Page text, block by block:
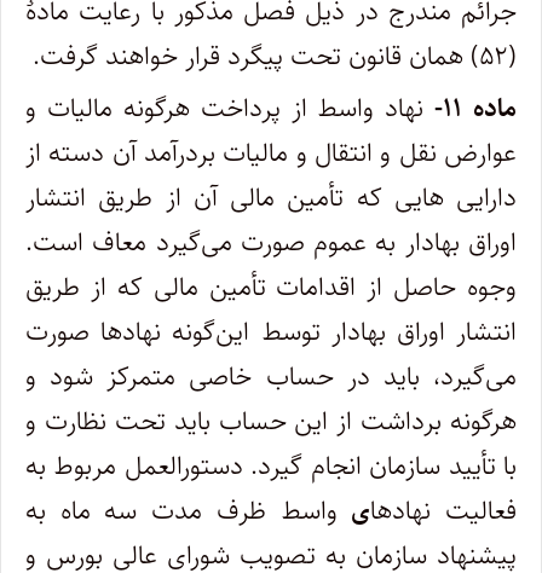
جرائم مندرج در ذیل فصل مذکور با رعایت مادۀ
(۵۲) همان قانون تحت پیگرد قرار خواهند گرفت.
ماده ۱۱-
نهاد واسط از پرداخت هرگونه مالیات و
عوارض نقل و انتقال و مالیات بردرآمد آن دسته از
دارایی هایی که تأمین مالی آن از طریق انتشار
اوراق بهادار به عموم صورت می‌گیرد معاف است.
وجوه حاصل از اقدامات تأمین مالی که از طریق
انتشار اوراق بهادار توسط این‌گونه نهادها صورت
می‌گیرد، باید در حساب خاصی متمرکز شود و
هرگونه برداشت از این حساب باید تحت نظارت و
با تأیید سازمان انجام گیرد. دستورالعمل مربوط به
فعالیت نهادهای واسط ظرف مدت سه ماه به
پیشنهاد سازمان به تصویب شورای عالی بورس و